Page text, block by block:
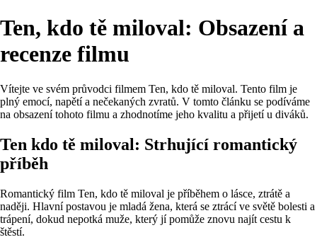
Ten, kdo tě miloval: Obsazení a
recenze filmu
Vítejte ve svém průvodci filmem Ten, kdo tě miloval. Tento film je
plný emocí, napětí a nečekaných zvratů. V tomto článku se podíváme
na obsazení tohoto filmu a zhodnotíme jeho kvalitu a přijetí u diváků.
Ten kdo tě miloval: Strhující romantický
příběh
Romantický film Ten, kdo tě miloval je příběhem o lásce, ztrátě a
naději. Hlavní postavou je mladá žena, která se ztrácí ve světě bolesti a
trápení, dokud nepotká muže, který jí pomůže znovu najít cestu k
štěstí.